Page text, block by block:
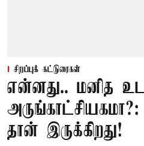
சிறப்புக் கட்டுரைகள்
என்னது.. மனித
தான் இருக்கிறது!